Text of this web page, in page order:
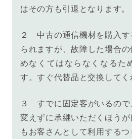
はその方も引退となります。
２ 中古の通信機材を購入す
られますが、故障した場合
めなくてはならなくなるた
す。すぐ代替品と交換してく
３すでに固定客がいるの
変えずに承継いただくほう
もお客さんとして利用するつ